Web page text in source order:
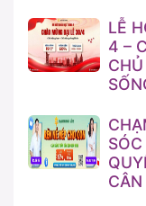
LỄ
4 –